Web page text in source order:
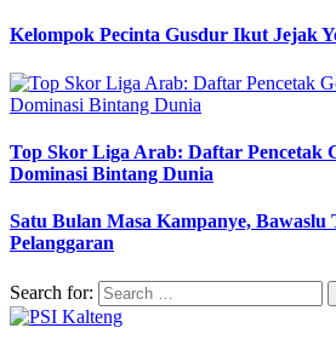
Kelompok Pecinta Gusdur Ikut Jejak
Top Skor Liga Arab: Daftar Pencetak
Dominasi Bintang Dunia
Satu Bulan Masa Kampanye, Bawaslu
Pelanggaran
Search for: